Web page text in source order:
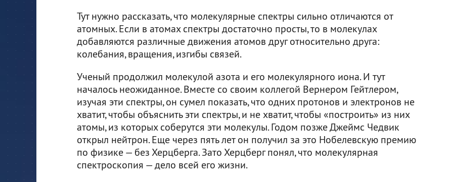
Тут нужно рассказать, что молекулярные спектры сильно отличаются от
атомных. Если в атомах спектры достаточно просты, то в молекулах
добавляются различные движения атомов друг относительно друга:
колебания, вращения, изгибы связей.
Ученый продолжил молекулой азота и его молекулярного иона. И тут
началось неожиданное. Вместе со своим коллегой Вернером Гейтлером,
изучая эти спектры, он сумел показать, что одних протонов и электронов не
хватит, чтобы объяснить эти спектры, и не хватит, чтобы «построить» из них
атомы, из которых соберутся эти молекулы. Годом позже Джеймс Чедвик
открыл нейтрон. Еще через пять лет он получил за это Нобелевскую премию
по физике — без Херцберга. Зато Херцберг понял, что молекулярная
спектроскопия — дело всей его жизни.